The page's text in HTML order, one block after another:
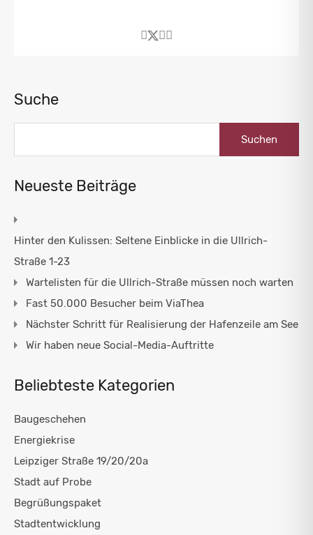
Suche
nach:
Neueste Beiträge
Hinter den Kulissen: Seltene Einblicke in die Ullrich-
Straße 1-23
Wartelisten für die Ullrich-Straße müssen noch warten
Fast 50.000 Besucher beim ViaThea
Nächster Schritt für Realisierung der Hafenzeile am See
Wir haben neue Social-Media-Auftritte
Beliebteste Kategorien
Baugeschehen
Energiekrise
Leipziger Straße 19/20/20a
Stadt auf Probe
Begrüßungspaket
Stadtentwicklung